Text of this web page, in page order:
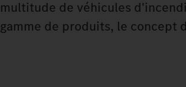
multitude de véhicules
gamme de produits, le concept